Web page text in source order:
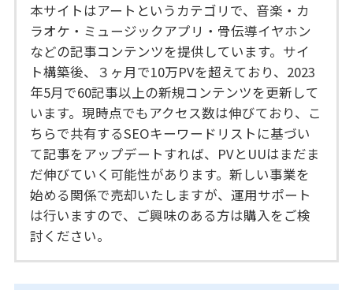
本サイトはアートというカテゴリで、音楽・カ
ラオケ・ミュージックアプリ・骨伝導イヤホン
などの記事コンテンツを提供しています。サイ
ト構築後、３ヶ月で10万PVを超えており、2023
年5月で60記事以上の新規コンテンツを更新して
います。現時点でもアクセス数は伸びており、こ
ちらで共有するSEOキーワードリストに基づい
て記事をアップデートすれば、PVとUUはまだま
だ伸びていく可能性があります。新しい事業を
始める関係で売却いたしますが、運用サポート
は行いますので、ご興味のある方は購入をご検
討ください。